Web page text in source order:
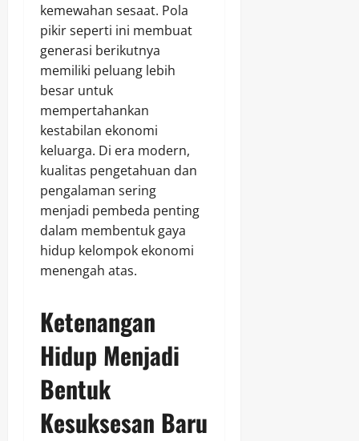
kemewahan sesaat. Pola
pikir seperti ini membuat
generasi berikutnya
memiliki peluang lebih
besar untuk
mempertahankan
kestabilan ekonomi
keluarga. Di era modern,
kualitas pengetahuan dan
pengalaman sering
menjadi pembeda penting
dalam membentuk gaya
hidup kelompok ekonomi
menengah atas.
Ketenangan
Hidup Menjadi
Bentuk
Kesuksesan Baru